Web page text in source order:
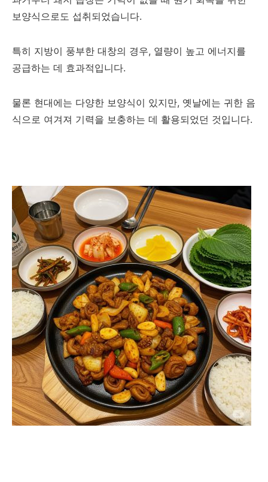
보양식으로도 섭취되었습니다.
특히 지방이 풍부한 대창의 경우, 열량이 높고 에너지를
공급하는 데 효과적입니다.
물론 현대에는 다양한 보양식이 있지만, 옛날에는 귀한 음
식으로 여겨져 기력을 보충하는 데 활용되었던 것입니다.